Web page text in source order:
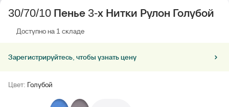
30/70/10 Пенье 3-х Нитки Рулон Голубой
Доступно на 1 складе
Зарегистрируйтесь, чтобы узнать цену
Цвет: Голубой